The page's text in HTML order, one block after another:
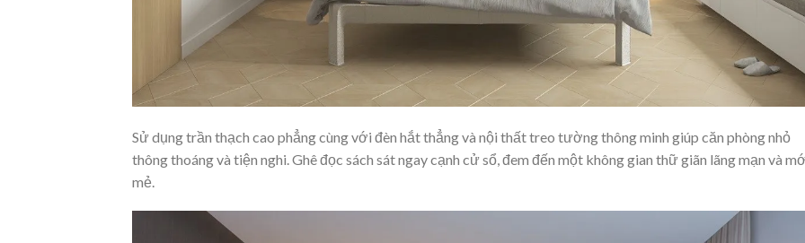
Sử dụng trần thạch cao phẳng cùng với đèn hắt thẳng và nội thất treo tường thông minh giúp căn phòng nhỏ
thông thoáng và tiện nghi. Ghê đọc sách sát ngay cạnh cử sổ, đem đến một không gian thữ giãn lãng mạn và
mẻ.